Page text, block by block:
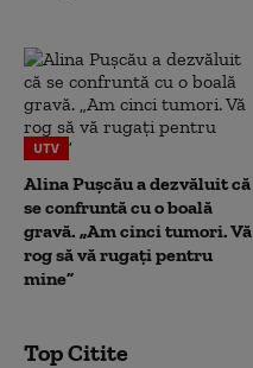
UTV
Alina Pușcău a dezvăluit că
se confruntă cu o boală
gravă. „Am cinci tumori. Vă
rog să vă rugați pentru
mine”
Top Citite